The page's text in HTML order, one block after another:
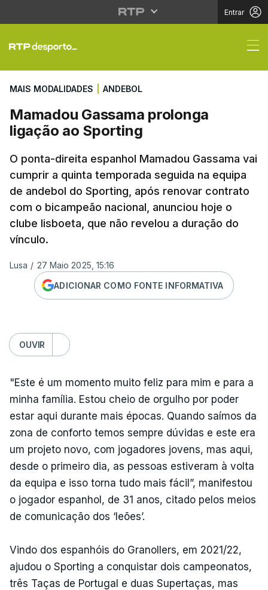
Entrar
Mamadou Gassama
MAIS MODALIDADES ANDEBOL
Mamadou Gassama prolonga
ligação ao Sporting
O ponta-direita espanhol Mamadou Gassama vai
cumprir a quinta temporada seguida na equipa
de andebol do Sporting, após renovar contrato
com o bicampeão nacional, anunciou hoje o
clube lisboeta, que não revelou a duração do
vínculo.
Lusa / 27 Maio 2025, 15:16
ADICIONAR COMO FONTE INFORMATIVA
OUVIR
"Este é um momento muito feliz para mim e para a
minha família. Estou cheio de orgulho por poder
estar aqui durante mais épocas. Quando saímos da
zona de conforto temos sempre dúvidas e este era
um projeto novo, com jogadores jovens, mas aqui,
desde o primeiro dia, as pessoas estiveram à volta
da equipa e isso torna tudo mais fácil”, manifestou
o jogador espanhol, de 31 anos, citado pelos meios
de comunicação dos ‘leões’.
Vindo dos espanhóis do Granollers, em 2021/22,
ajudou o Sporting a conquistar dois campeonatos,
três Taças de Portugal e duas Supertaças, mas